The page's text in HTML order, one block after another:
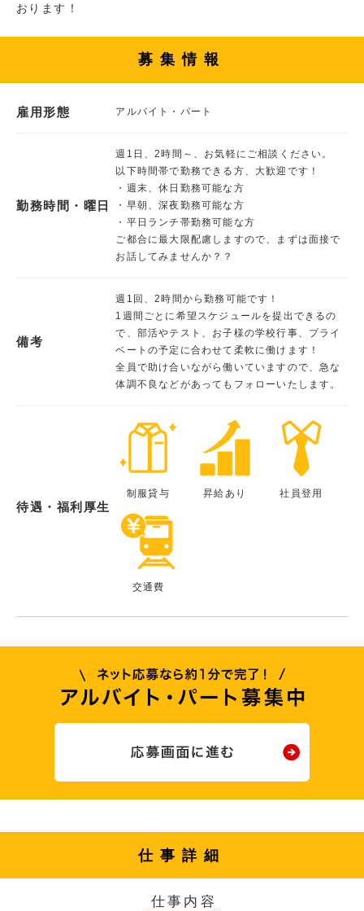
おります！
募集情報
雇用形態 アルバイト・パート
勤務時間・曜日
週1日、2時間～、お気軽にご相談ください。
以下時間帯で勤務できる方、大歓迎です！
・週末、休日勤務可能な方
・早朝、深夜勤務可能な方
・平日ランチ帯勤務可能な方
ご都合に最大限配慮しますので、まずは面接で
お話してみませんか？？
備考
週1回、2時間から勤務可能です！
1週間ごとに希望スケジュールを提出できるの
で、部活やテスト、お子様の学校行事、プライ
ベートの予定に合わせて柔軟に働けます！
全員で助け合いながら働いていますので、急な
体調不良などがあってもフォローいたします。
待遇・福利厚生
制服貸与 昇給あり 社員登用
交通費
仕事詳細
仕事内容